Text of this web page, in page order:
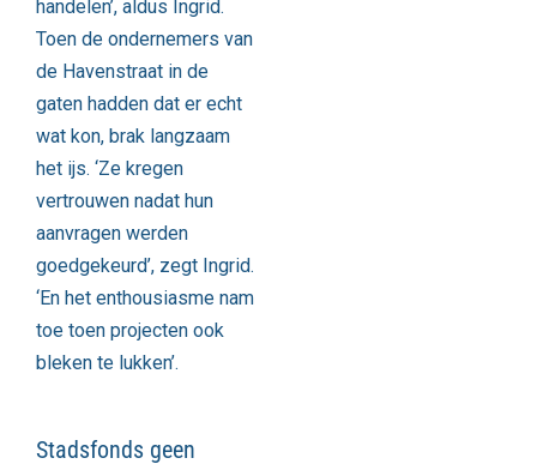
handelen’, aldus Ingrid.
Toen de ondernemers van
de Havenstraat in de
gaten hadden dat er echt
wat kon, brak langzaam
het ijs. ‘Ze kregen
vertrouwen nadat hun
aanvragen werden
goedgekeurd’, zegt Ingrid.
‘En het enthousiasme nam
toe toen projecten ook
bleken te lukken’.
Stadsfonds geen